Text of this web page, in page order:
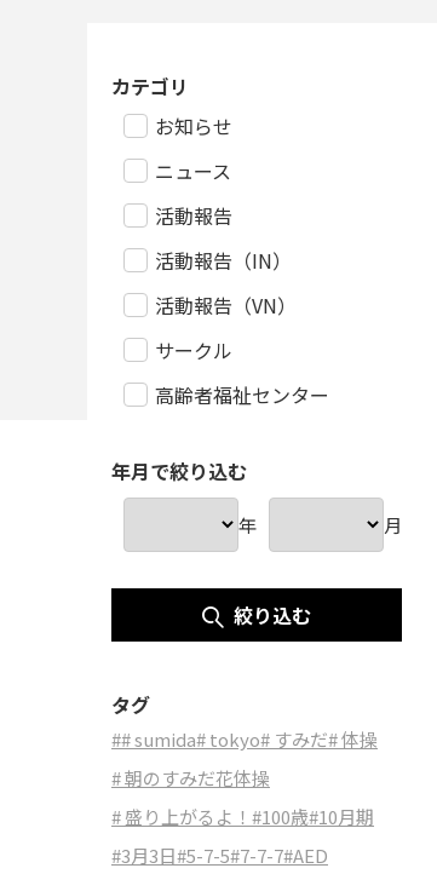
カテゴリ
お知らせ
ニュース
活動報告
活動報告（IN）
活動報告（VN）
サークル
高齢者福祉センター
年月で絞り込む
年 月
絞り込む
タグ
## sumida# tokyo# すみだ# 体操
# 朝のすみだ花体操
# 盛り上がるよ！ #100歳#10月期
#3月3日#5-7-5#7-7-7#AED